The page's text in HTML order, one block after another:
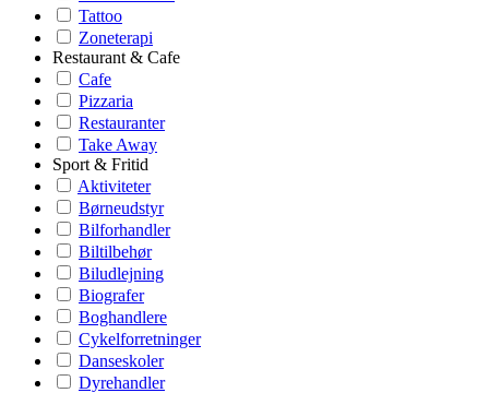
Tattoo
Zoneterapi
Restaurant & Cafe
Cafe
Pizzaria
Restauranter
Take Away
Sport & Fritid
Aktiviteter
Børneudstyr
Bilforhandler
Biltilbehør
Biludlejning
Biografer
Boghandlere
Cykelforretninger
Danseskoler
Dyrehandler